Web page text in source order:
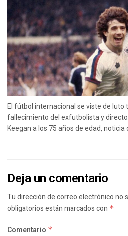
El fútbol internacional se viste de luto
fallecimiento del exfutbolista y
Keegan a los 75 años de edad, noticia
Deja un comentario
Tu dirección de correo electrónico no
obligatorios están marcados con *
Comentario *